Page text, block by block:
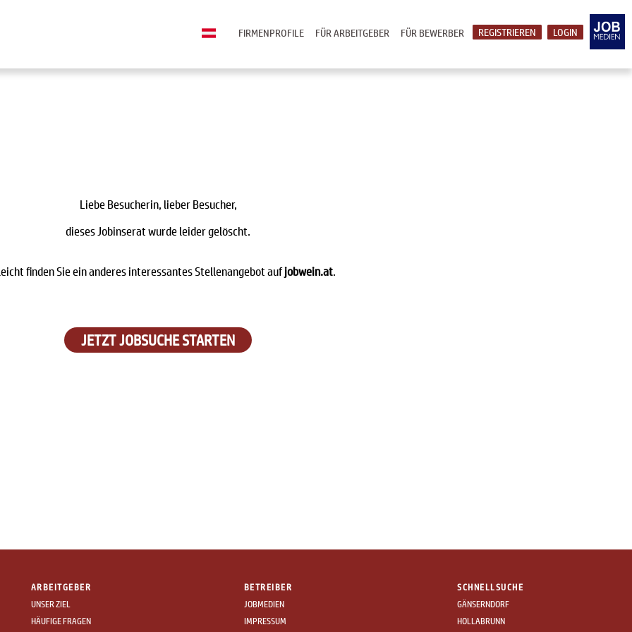
LOGIN
REGISTRIEREN
FÜR BEWERBER
FÜR ARBEITGEBER
FIRMENPROFILE
Liebe Besucherin, lieber Besucher,
dieses Jobinserat wurde leider gelöscht.
finden Sie ein anderes interessantes Stellenangebot aufjobwein.at
JETZT JOBSUCHE STARTEN
ARBEITGEBER
UNSER ZIEL
HÄUFIGE FRAGEN
BETREIBER
JOBMEDIEN
IMPRESSUM
SCHNELLSUCHE
GÄNSERNDORF
HOLLABRUNN